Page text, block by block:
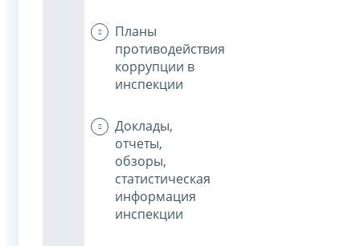
Планы
противодействия
коррупции в
инспекции
Доклады,
отчеты,
обзоры,
статистическая
информация
инспекции